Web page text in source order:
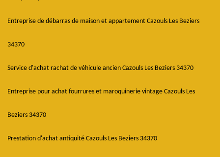
Entreprise de débarras de maison et appartement Cazouls Les Beziers
34370
Service d'achat rachat de véhicule ancien Cazouls Les Beziers 34370
Entreprise pour achat fourrures et maroquinerie vintage Cazouls Les
Beziers 34370
Prestation d'achat antiquité Cazouls Les Beziers 34370